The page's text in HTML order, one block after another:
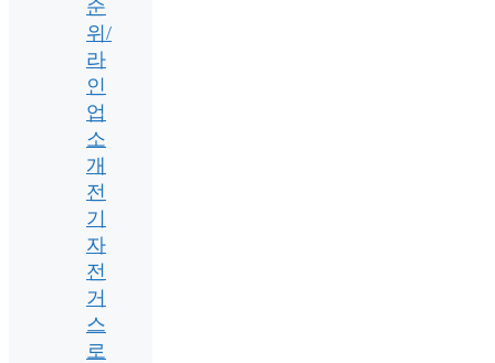
순
위/
라
인
업
소
개
전
기
자
전
거
스
로